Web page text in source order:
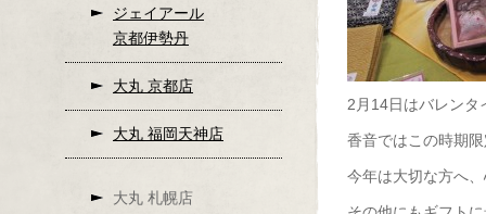
ジェイアール
京都伊勢丹
大丸 京都店
大丸 福岡天神店
大丸 札幌店
2月14日はバレンタ
香音ではこの時期
今年は大切な方へ